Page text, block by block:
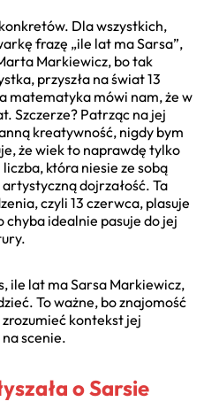
Dla wszystkich,
frazę „ile lat ma Sarsa”,
Markiewicz, bo tak
przyszła na świat 13
matematyka mówi nam, że w
Szczerze? Patrząc na jej
kreatywność, nigdy bym
że wiek to naprawdę tylko
która niesie ze sobą
dojrzałość. Ta
czyli 13 czerwca, plasuje
chyba idealnie pasuje do jej
ile lat ma Sarsa Markiewicz,
To ważne, bo znajomość
kontekst jej
scenie.
o Sarsie